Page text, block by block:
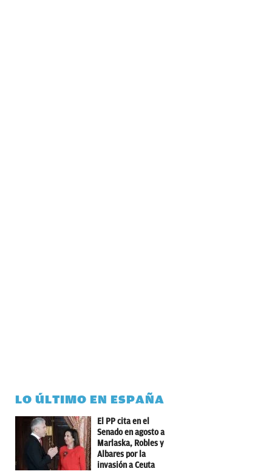
LO ÚLTIMO EN ESPAÑA
El PP cita en el
Senado en agosto a
Marlaska, Robles y
Albares por la
invasión a Ceuta